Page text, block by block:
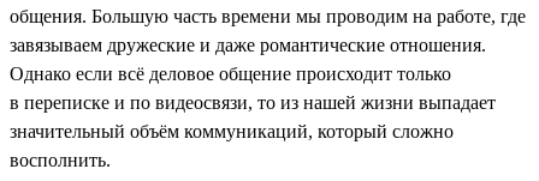
общения. Большую часть времени мы проводим на работе, где
завязываем дружеские и даже романтические отношения.
Однако если всё деловое общение происходит только
в переписке и по видеосвязи, то из нашей жизни выпадает
значительный объём коммуникаций, который сложно
восполнить.